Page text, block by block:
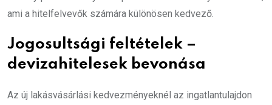
ami a hitelfelvevők számára különösen kedvező.
Jogosultsági feltételek –
devizahitelesek bevonása
Az új lakásvásárlási kedvezményeknél az ingatlantulajdon